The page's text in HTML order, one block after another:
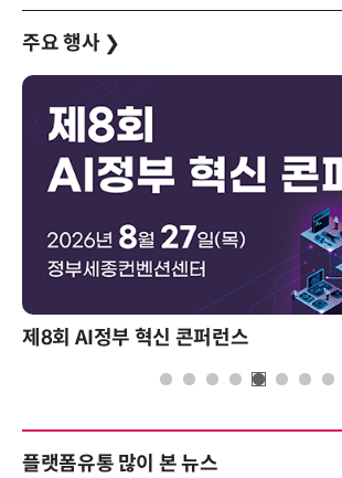
주요 행사 ❯
제8회 AI정부 혁신 콘퍼런스
플랫폼유통 많이 본 뉴스